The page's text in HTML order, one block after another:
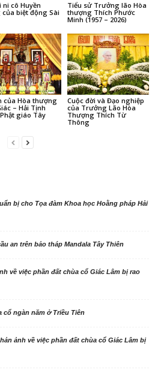
ni cô Huyền
biệt động Sài
Tiểu sử Trưởng lão Hòa
thượng Thích Phước
Minh (1957 – 2026)
của Hòa thượng
– Hải Tịnh
giáo Tây
Cuộc đời và Đạo nghiệp
của Trưởng Lão Hòa
Thượng Thích Từ
Thông
bị cho Tọa đàm Khoa học Hoằng pháp Hải
an trên bảo tháp Mandala Tây Thiên
về việc phần đất chùa cổ Giác Lâm bị rao
cổ ngàn năm ở Triều Tiên
ảnh về việc phần đất chùa cổ Giác Lâm bị